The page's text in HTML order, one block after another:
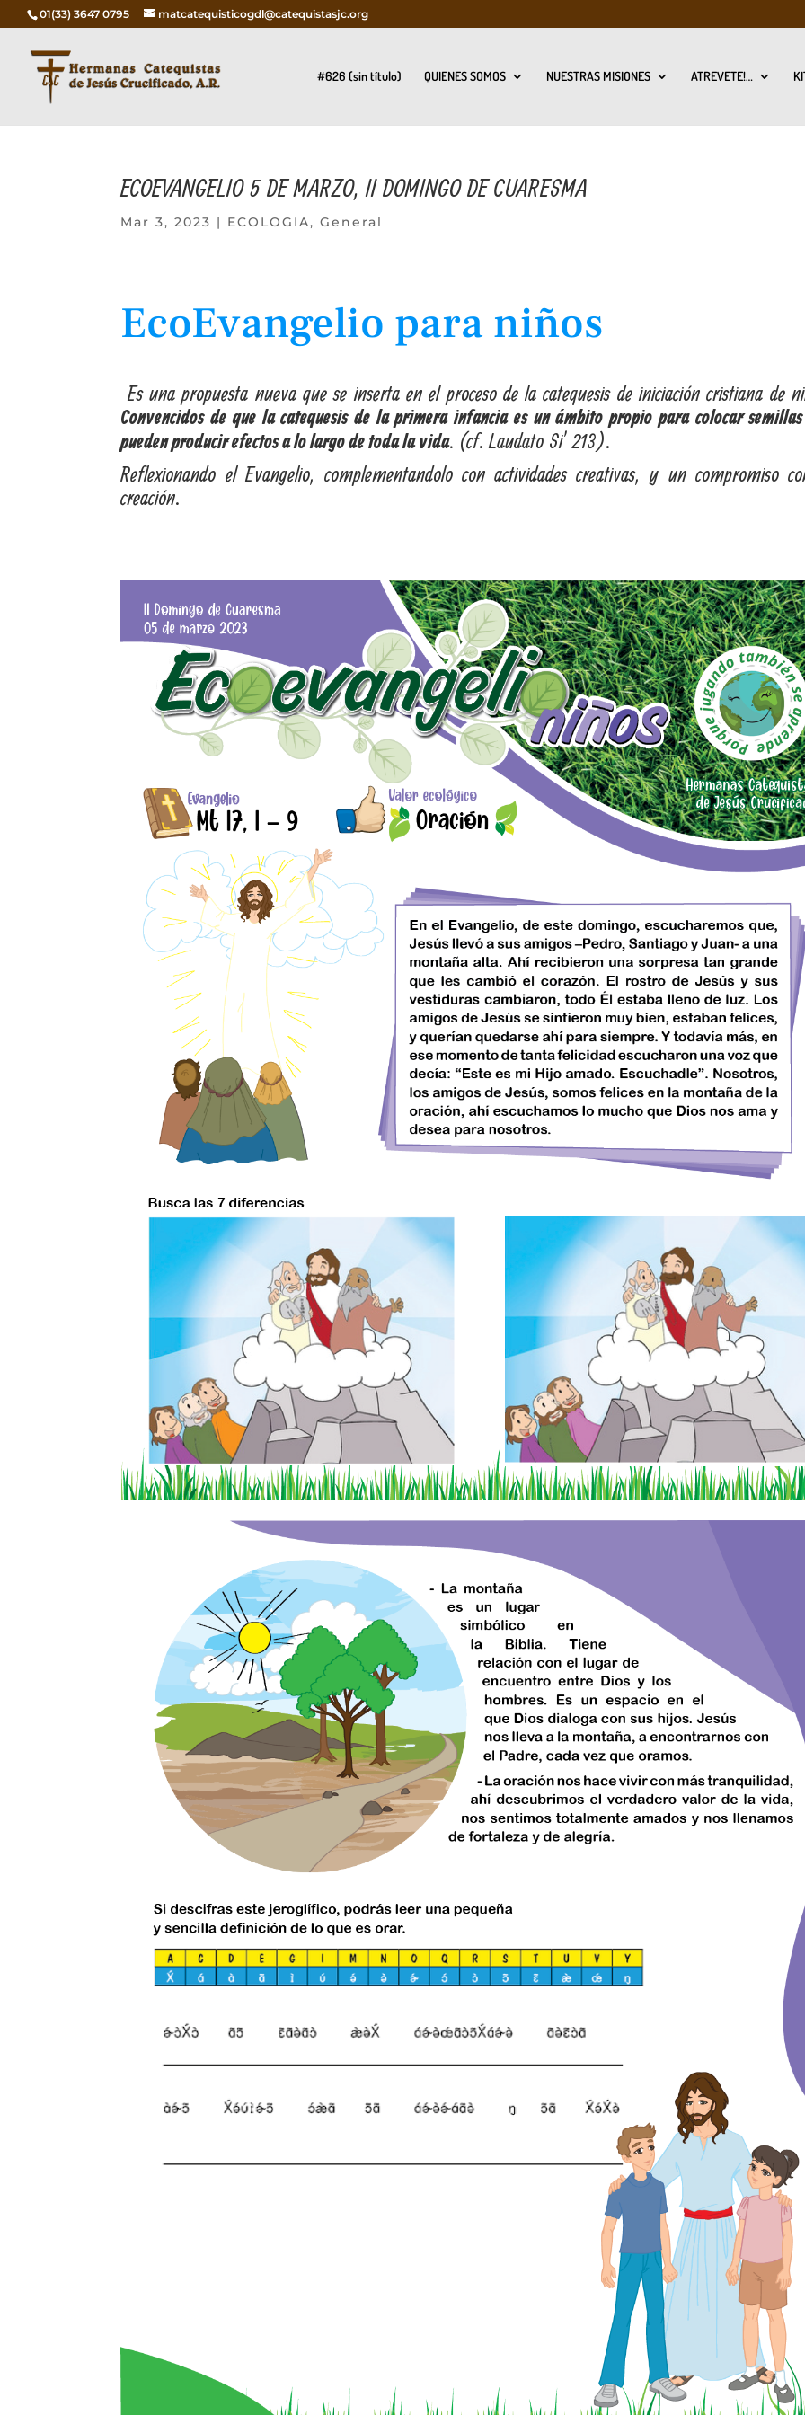
01(33) 3647 0795 matcatequisticogdl@catequistasjc.org
#626 (sin título) QUIENES SOMOS NUESTRAS MISIONES ATREVETE!…
ECOEVANGELIO 5 DE MARZO, II DOMINGO DE CUARESMA
Mar 3, 2023 | ECOLOGIA,General
EcoEvangelio para niños
Es una propuesta nueva que se inserta en el proceso de la catequesis de iniciación cristiana de
Convencidos de que la catequesis de la primera infancia es un ámbito propio para colocar
pueden producir efectos a lo largo de toda la vida. (cf. Laudato Si’ 213).
Reflexionando el Evangelio, complementandolo con actividades creativas, y un compromiso
creación.